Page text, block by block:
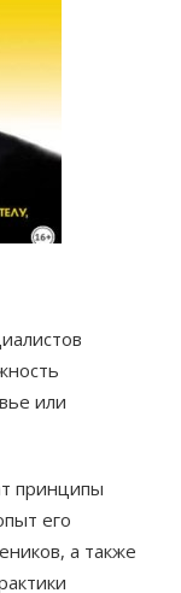
или
принципы
его
а также